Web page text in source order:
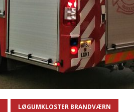
LØGUMKLOSTER BRANDVÆRN